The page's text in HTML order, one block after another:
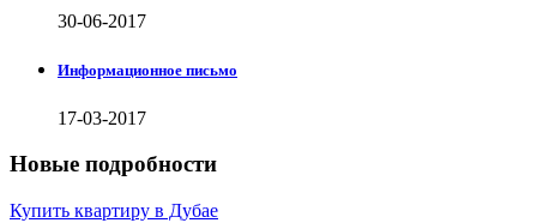
30-06-2017
Информационное письмо
17-03-2017
Новые подробности
Купить квартиру в Дубае